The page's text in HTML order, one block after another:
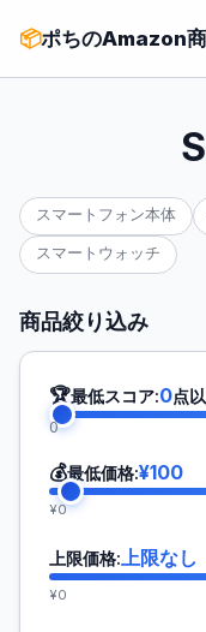
📦ポちのAmazon
スマートフォン本体
スマートウォッチ
商品絞り込み
🏆最低スコア:0点
0
💰最低価格:¥100
¥0
上限価格:上限なし
¥0